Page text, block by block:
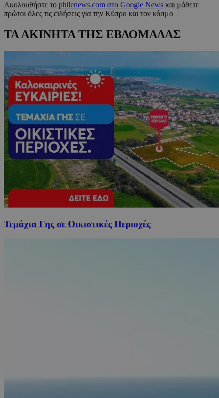
Ακολουθήστε το philenews.com στο Google News και μάθετε
πρώτοι όλες τις ειδήσεις για την Κύπρο και τον κόσμο
ΤΑ ΑΚΙΝΗΤΑ ΤΗΣ ΕΒΔΟΜΑΔΑΣ
Τεμάχια Γης σε Οικιστικές Περιοχές